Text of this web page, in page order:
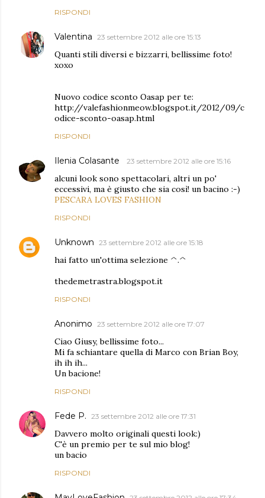
RISPONDI
Valentina 23 settembre 2012 alle ore 15:13
Quanti stili diversi e bizzarri, bellissime foto!
xoxo
Nuovo codice sconto Oasap per te:
http://valefashionmeow.blogspot.it/2012/09/c
odice-sconto-oasap.html
RISPONDI
Ilenia Colasante 23 settembre 2012 alle ore 15:16
alcuni look sono spettacolari, altri un po'
eccessivi, ma è giusto che sia così! un bacino :-)
PESCARA LOVES FASHION
RISPONDI
Unknown 23 settembre 2012 alle ore 15:18
hai fatto un'ottima selezione ^.^
thedemetrastra.blogspot.it
RISPONDI
Anonimo 23 settembre 2012 alle ore 17:07
Ciao Giusy, bellissime foto...
Mi fa schiantare quella di Marco con Brian Boy,
ih ih ih...
Un bacione!
RISPONDI
Fede P. 23 settembre 2012 alle ore 17:31
Davvero molto originali questi look:)
C'è un premio per te sul mio blog!
un bacio
RISPONDI